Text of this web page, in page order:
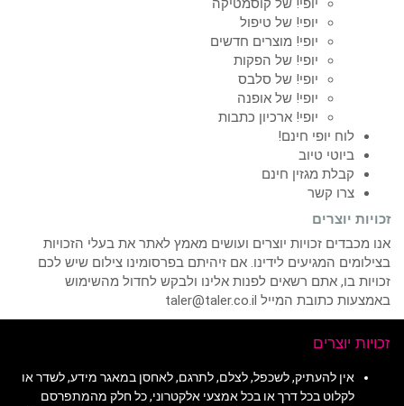
יופי! של טיפול
יופי! מוצרים חדשים
יופי! של הפקות
יופי! של סלבס
יופי! של אופנה
יופי! ארכיון כתבות
לוח יופי חינם!
ביוטי טיוב
קבלת מגזין חינם
צרו קשר
זכויות יוצרים
אנו מכבדים זכויות יוצרים ועושים מאמץ לאתר את בעלי הזכויות
בצילומים המגיעים לידינו. אם זיהיתם בפרסומינו צילום שיש לכם
זכויות בו, אתם רשאים לפנות אלינו ולבקש לחדול מהשימוש
באמצעות כתובת המייל taler@taler.co.il
זכויות יוצרים
אין להעתיק, לשכפל, לצלם, לתרגם, לאחסן במאגר מידע, לשדר או
לקלוט בכל דרך או בכל אמצעי אלקטרוני, כל חלק מהמתפרסם